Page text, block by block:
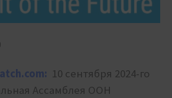
10 сентября 2024-го
Ассамблея ООН